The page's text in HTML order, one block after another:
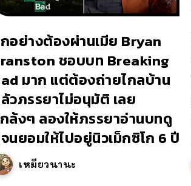
อย่างต้องผ่านเมีย Bryan
ชอบบท Breaking
มาก แต่ต้องถ่ายไกลบ้าน
วภรรยาไม่อนุมัติ เลย
ล้งๆ ลองให้ภรรยาอ่านบทดู
นยอมให้ไปอยู่นิวเม็กซิโก 6 ปี
เหมียวนานะ